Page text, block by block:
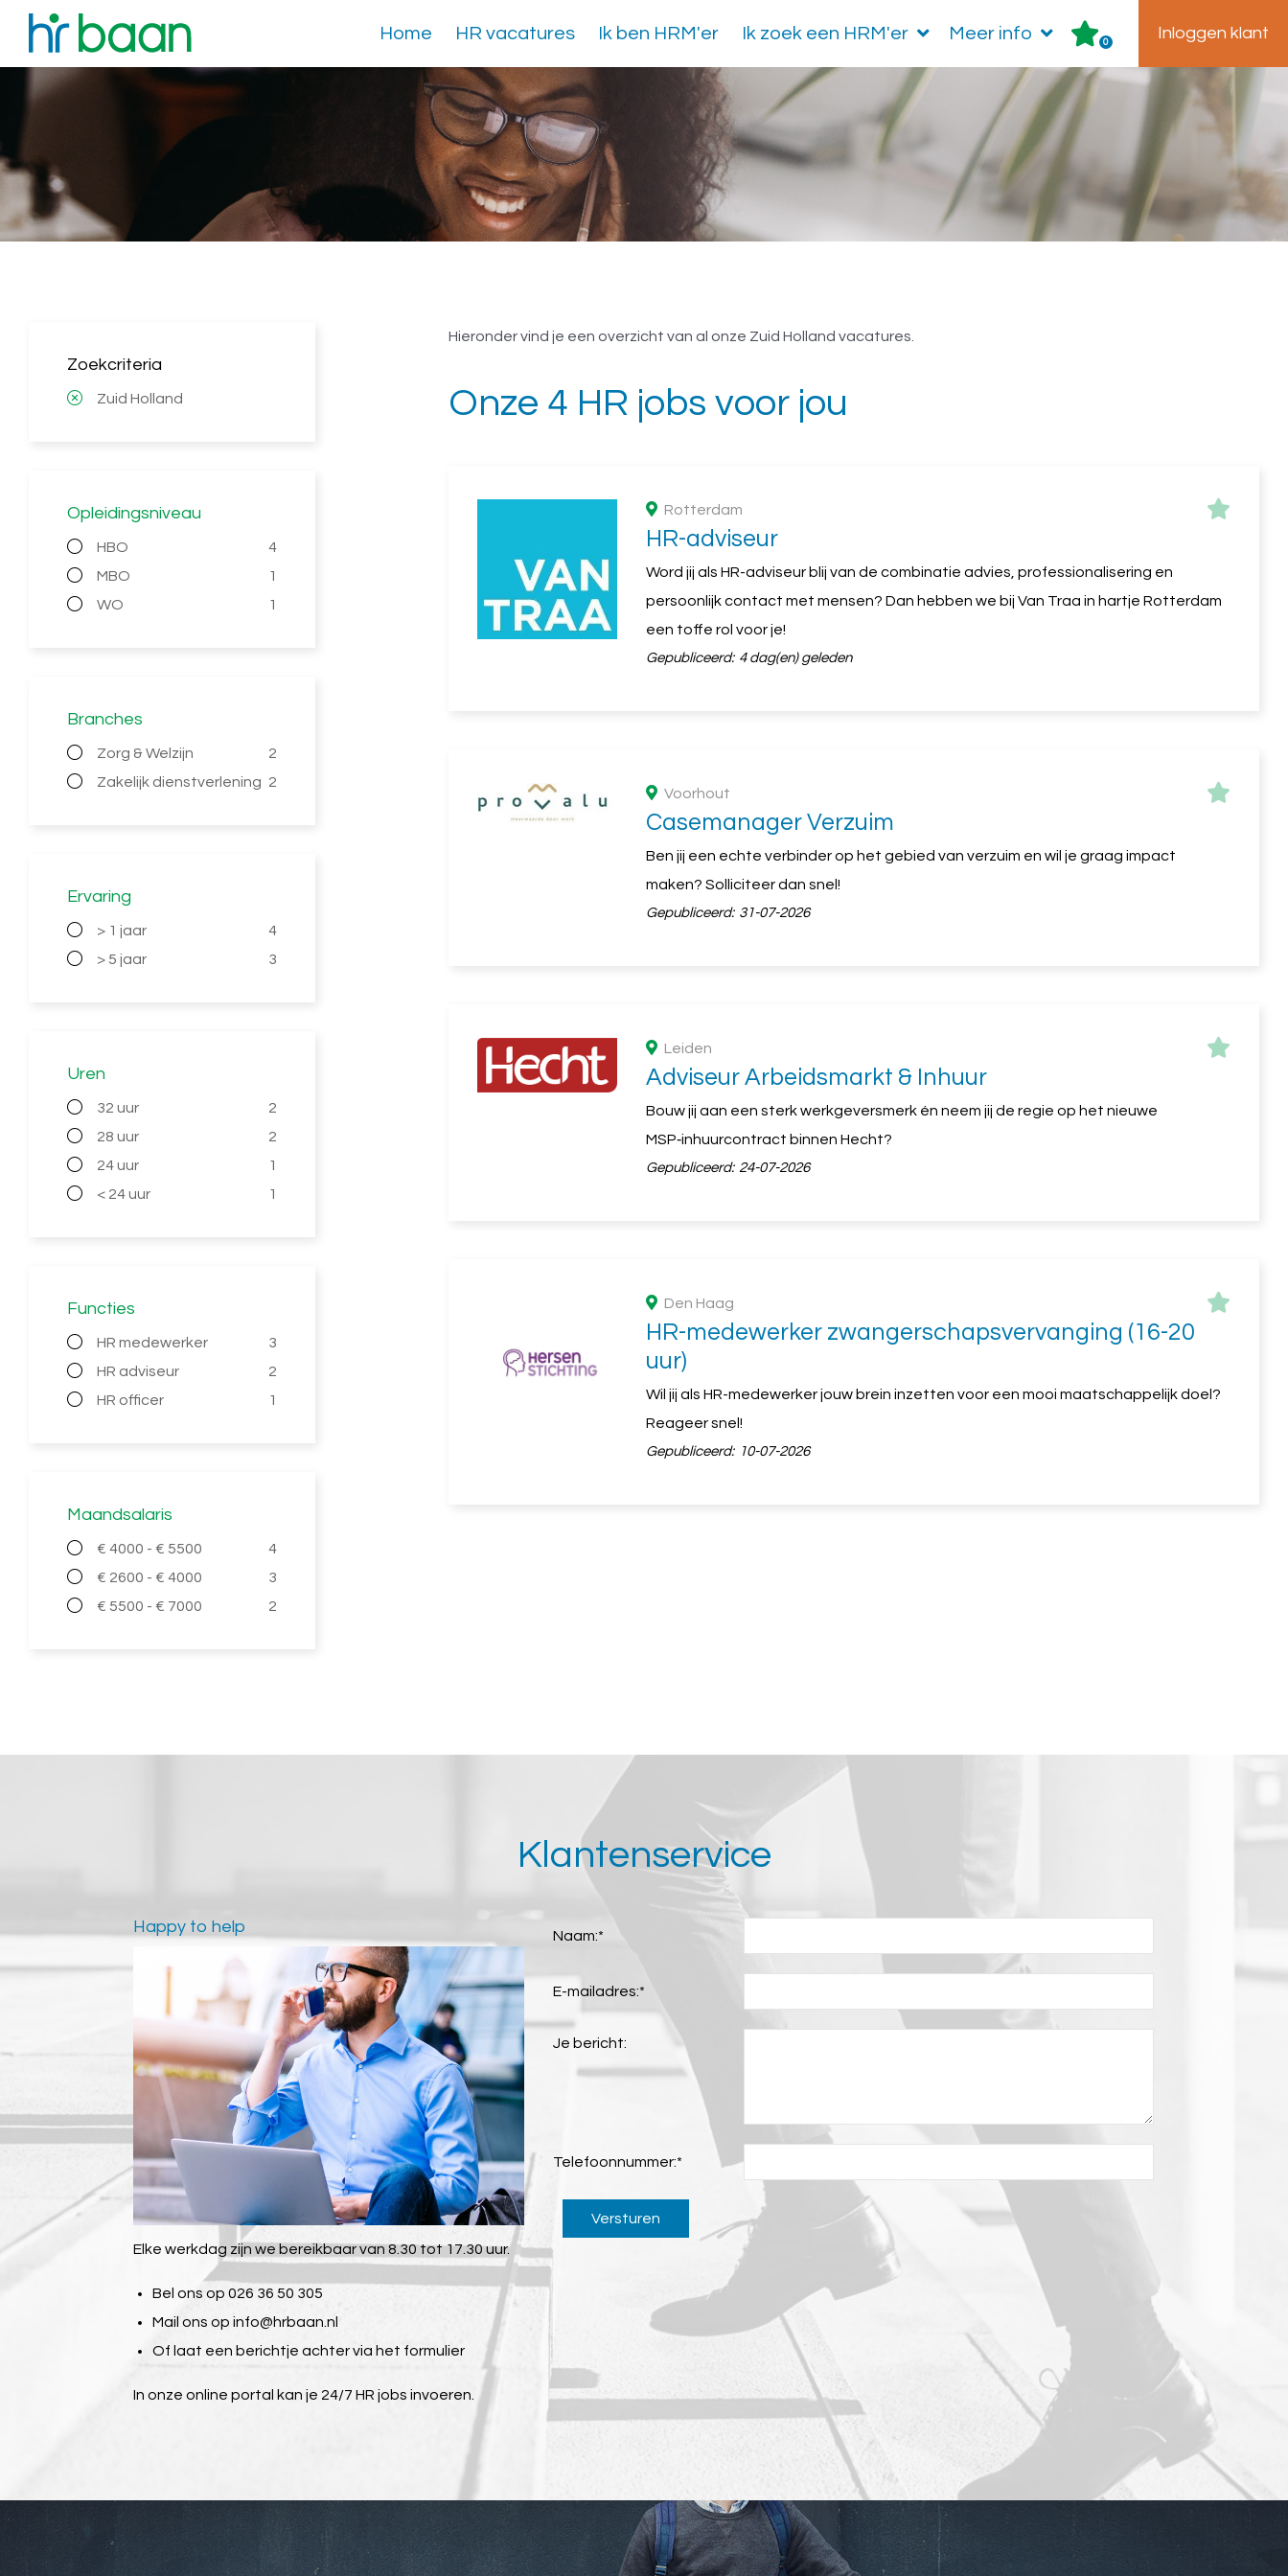
Home HR vacatures Ik ben HRM'er Ik zoek een HRM'er Meer info 0 Inloggen klant
Zoekcriteria
Zuid Holland
Opleidingsniveau
HBO
4
MBO
1
WO
1
Branches
Zorg & Welzijn
2
Zakelijk dienstverlening 2
Ervaring
> 1 jaar
4
> 5 jaar
3
Uren
32 uur
2
28 uur
2
24 uur
1
< 24 uur
1
Functies
HR medewerker
3
HR adviseur
2
HR officer
1
Maandsalaris
€ 4000 - € 5500
4
€ 2600 - € 4000
3
€ 5500 - € 7000
2
Vacatures Zuid Holland
Hieronder vind je een overzicht van al onze Zuid Holland vacatures.
Onze 4 HR jobs voor jou
Rotterdam
HR-adviseur
Word jij als HR-adviseur blij van de combinatie advies, professionalisering en
persoonlijk contact met mensen? Dan hebben we bij Van Traa in hartje Rotterdam
een toffe rol voor je!
Gepubliceerd: 4 dag(en) geleden
Voorhout
Casemanager Verzuim
Ben jij een echte verbinder op het gebied van verzuim en wil je graag impact
maken? Solliciteer dan snel!
Gepubliceerd: 31-07-2026
Leiden
Adviseur Arbeidsmarkt & Inhuur
Bouw jij aan een sterk werkgeversmerk én neem jij de regie op het nieuwe
MSP‑inhuurcontract binnen Hecht?
Gepubliceerd: 24-07-2026
Den Haag
HR-medewerker zwangerschapsvervanging (16-20
uur)
Wil jij als HR-medewerker jouw brein inzetten voor een mooi maatschappelijk doel?
Reageer snel!
Gepubliceerd: 10-07-2026
Klantenservice
Happy to help
Elke werkdag zijn we bereikbaar van 8.30 tot 17.30 uur.
Bel ons op 026 36 50 305
Mail ons opinfo@hrbaan.nl
Of laat een berichtje achter via het formulier
In onze online portal kan je 24/7 HR jobs invoeren.
Naam:*
E-mailadres:*
Je bericht:
Telefoonnummer:*
Versturen